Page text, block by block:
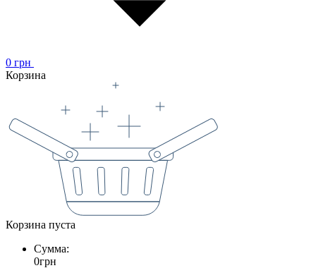
0 грн
Корзина
Корзина пуста
Сумма:
0грн